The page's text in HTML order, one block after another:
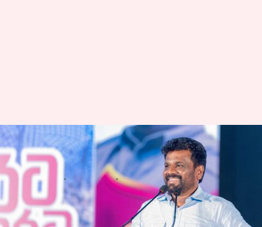
श्रीलंका को मिला नया राष्ट्रपति, अनुरा
दिसानायके को चुनावों में मिली जीत
लेखन आबिद खान Sep 22, 2024 08:14 pm
क्या है खबर?